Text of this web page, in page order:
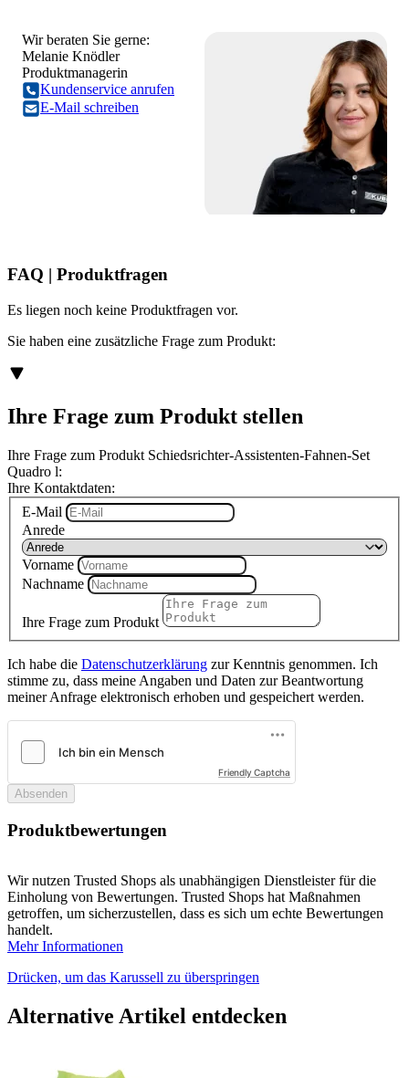
Wir beraten Sie gerne:
Melanie Knödler
Produktmanagerin
Kundenservice anrufen
E-Mail schreiben
FAQ | Produktfragen
Es liegen noch keine Produktfragen vor.
Sie haben eine zusätzliche Frage zum Produkt:
Ihre Frage zum Produkt stellen
Ihre Frage zum Produkt Schiedsrichter-Assistenten-Fahnen-Set
Quadro l:
Ihre Kontaktdaten:
E-Mail
Anrede
Vorname
Nachname
Ihre Frage zum Produkt
Ich habe die Datenschutzerklärung zur Kenntnis genommen. Ich
stimme zu, dass meine Angaben und Daten zur Beantwortung
meiner Anfrage elektronisch erhoben und gespeichert werden.
Friendly Captcha
Absenden
Produktbewertungen
Wir nutzen Trusted Shops als unabhängigen Dienstleister für die
Einholung von Bewertungen. Trusted Shops hat Maßnahmen
getroffen, um sicherzustellen, dass es sich um echte Bewertungen
handelt.
Mehr Informationen
Drücken, um das Karussell zu überspringen
Alternative Artikel entdecken